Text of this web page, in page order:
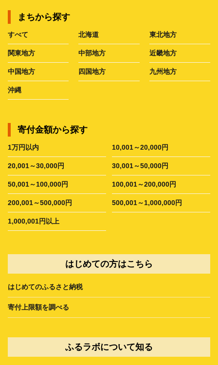
まちから探す
すべて 北海道 東北地方
関東地方 中部地方 近畿地方
中国地方 四国地方 九州地方
沖縄
寄付金額から探す
1万円以内 10,001～20,000円
20,001～30,000円 30,001～50,000円
50,001～100,000円 100,001～200,000円
200,001～500,000円 500,001～1,000,000円
1,000,001円以上
はじめての方はこちら
はじめてのふるさと納税
寄付上限額を調べる
ふるラボについて知る